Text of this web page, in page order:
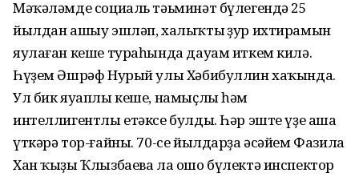
Мәҡәләмде социаль тәьминәт бүлегендә 25
йылдан ашыу эшләп, халыҡтың ҙур ихтирамын
яулаған кеше тураһында дауам иткем килә.
Һүҙем Әшрәф Нурый улы Хәбибуллин хаҡында.
Ул бик яуаплы кеше, намыҫлы һәм
интеллигентлы етәксе булды. Һәр эште үҙе аша
үткәрә тор-ғайны. 70-се йылдарҙа әсәйем Фазила
Хан ҡыҙы Ҡлызбаева ла ошо бүлектә инспектор